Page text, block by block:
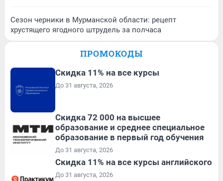
Сезон черники в Мурманской области: рецепт
хрустящего ягодного штрудель за полчаса
ПРОМОКОДЫ
Скидка 11% на все курсы
До 31 августа, 2026
Скидка 72 000 на высшее
образование и среднее специальное
образование в первый год обучения
До 31 августа, 2026
Скидка 11% на все курсы английского
До 31 августа, 2026